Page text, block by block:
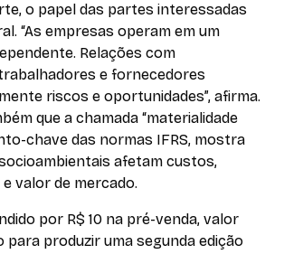
o papel das partes interessadas
“As empresas operam em um
Relações com
e fornecedores
riscos e oportunidades”, afirma.
que a chamada “materialidade
chave das normas IFRS, mostra
afetam custos,
valor de mercado.
por R$ 10 na pré-venda, valor
para produzir uma segunda edição